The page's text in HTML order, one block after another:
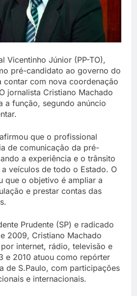
Vicentinho Júnior (PP-TO),
pré-candidato ao governo do
contar com nova coordenação
jornalista Cristiano Machado
a função, segundo anúncio
que o profissional
de comunicação da pré-
a experiência e o trânsito
veículos de todo o Estado. O
que o objetivo é ampliar a
e prestar contas das
Prudente (SP) e radicado
2009, Cristiano Machado
internet, rádio, televisão e
e 2010 atuou como repórter
de S.Paulo, com participações
e internacionais.